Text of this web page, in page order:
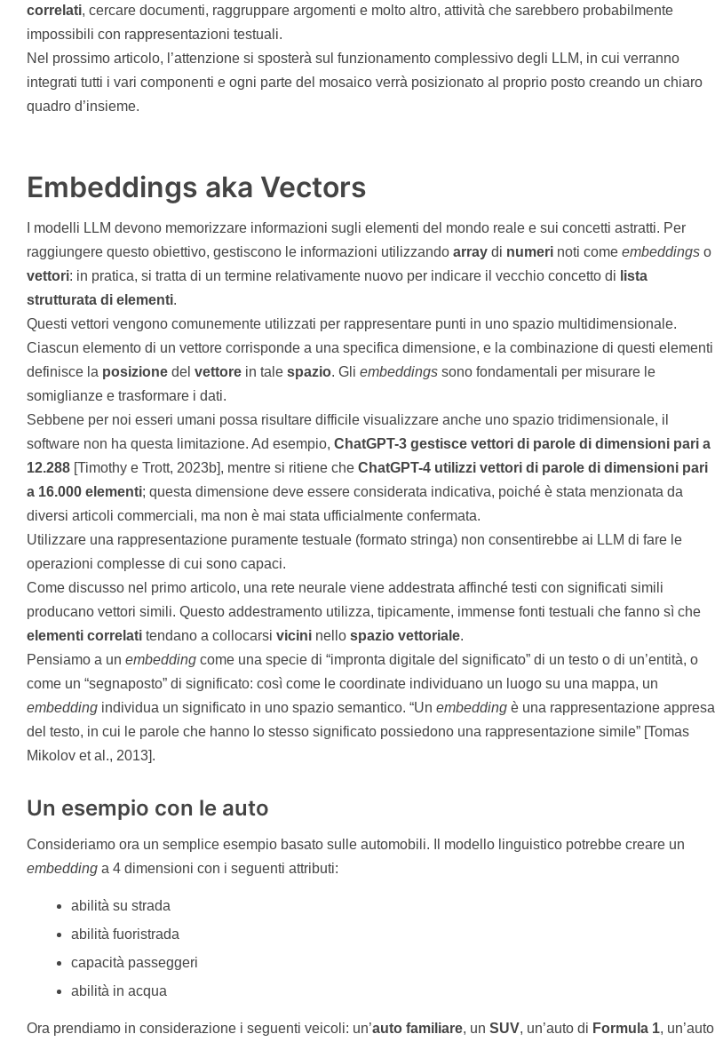
correlati, cercare documenti, raggruppare argomenti e molto altro, attività che sarebbero probabilmente
impossibili con rappresentazioni testuali.
Nel prossimo articolo, l’attenzione si sposterà sul funzionamento complessivo degli LLM, in cui verranno
integrati tutti i vari componenti e ogni parte del mosaico verrà posizionato al proprio posto creando un chiaro
quadro d’insieme.
Embeddings aka Vectors
I modelli LLM devono memorizzare informazioni sugli elementi del mondo reale e sui concetti astratti. Per
raggiungere questo obiettivo, gestiscono le informazioni utilizzando array di numeri noti come embeddings o
vettori: in pratica, si tratta di un termine relativamente nuovo per indicare il vecchio concetto di lista
strutturata di elementi.
Questi vettori vengono comunemente utilizzati per rappresentare punti in uno spazio multidimensionale.
Ciascun elemento di un vettore corrisponde a una specifica dimensione, e la combinazione di questi elementi
definisce la posizione del vettore in tale spazio. Gli embeddings sono fondamentali per misurare le
somiglianze e trasformare i dati.
Sebbene per noi esseri umani possa risultare difficile visualizzare anche uno spazio tridimensionale, il
software non ha questa limitazione. Ad esempio, ChatGPT-3 gestisce vettori di parole di dimensioni pari a
12.288 [Timothy e Trott, 2023b], mentre si ritiene che ChatGPT-4 utilizzi vettori di parole di dimensioni pari
a 16.000 elementi; questa dimensione deve essere considerata indicativa, poiché è stata menzionata da
diversi articoli commerciali, ma non è mai stata ufficialmente confermata.
Utilizzare una rappresentazione puramente testuale (formato stringa) non consentirebbe ai LLM di fare le
operazioni complesse di cui sono capaci.
Come discusso nel primo articolo, una rete neurale viene addestrata affinché testi con significati simili
producano vettori simili. Questo addestramento utilizza, tipicamente, immense fonti testuali che fanno sì che
elementi correlati tendano a collocarsi vicini nello spazio vettoriale.
Pensiamo a un embedding come una specie di “impronta digitale del significato” di un testo o di un’entità, o
come un “segnaposto” di significato: così come le coordinate individuano un luogo su una mappa, un
embedding individua un significato in uno spazio semantico. “Un embedding è una rappresentazione appresa
del testo, in cui le parole che hanno lo stesso significato possiedono una rappresentazione simile” [Tomas
Mikolov et al., 2013].
Un esempio con le auto
Consideriamo ora un semplice esempio basato sulle automobili. Il modello linguistico potrebbe creare un
embedding a 4 dimensioni con i seguenti attributi:
abilità su strada
abilità fuoristrada
capacità passeggeri
abilità in acqua
Ora prendiamo in considerazione i seguenti veicoli: un’auto familiare, un SUV, un’auto di Formula 1, un’auto